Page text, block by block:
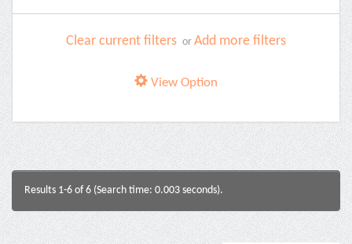
Clear current filters or Add more filters
View Option
Results 1-6 of 6 (Search time: 0.003 seconds).